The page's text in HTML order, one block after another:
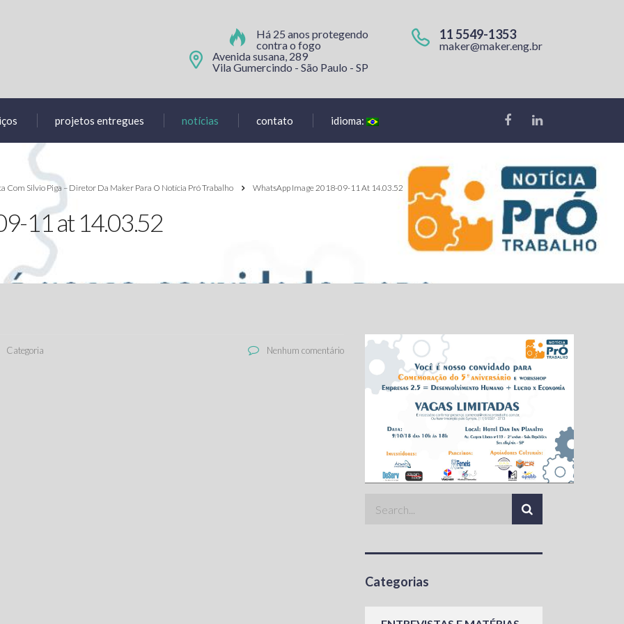
11 5549-1353
maker@maker.eng.br
Há 25 anos protegendo
contra o fogo
Avenida susana, 289
Vila Gumercindo - São Paulo - SP
projetos entregues notícias contato idioma:
Com Silvio Piga – Diretor Da Maker Para O Notícia Pró Trabalho WhatsApp Image 2018-09-11 At 14.03.52
11 at 14.03.52
Categoria Nenhum comentário
Categorias